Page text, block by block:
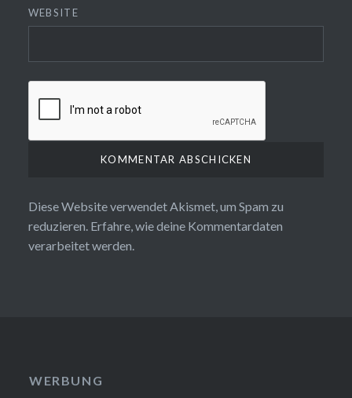
WEBSITE
Diese Website verwendet Akismet, um Spam zu
reduzieren. Erfahre, wie deine Kommentardaten
verarbeitet werden.
WERBUNG